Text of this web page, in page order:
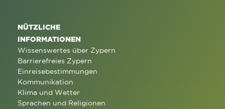
NÜTZLICHE
INFORMATIONEN
Wissenswertes über Zypern
Barrierefreies Zypern
Einreisebestimmungen
Kommunikation
Klima und Wetter
Sprachen und Religionen